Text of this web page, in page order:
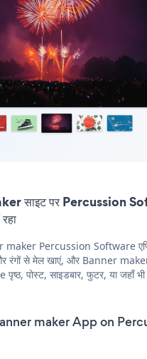
साइट पर Percussion
maker Percussion Software
रंगों से मेल खाएं, और Banner
पोस्ट, साइडबार, फुटर, या जहाँ
maker App on